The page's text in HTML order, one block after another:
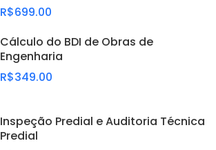
R$699.00
Cálculo do BDI de Obras de
Engenharia
R$349.00
Inspeção Predial e Auditoria Técnica
Predial